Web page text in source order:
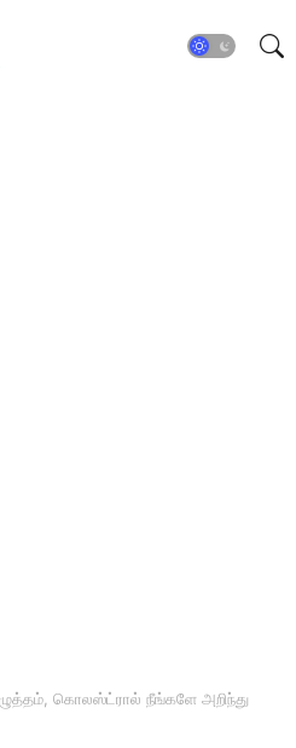
கொலஸ்ட்ரால் நீங்களே அறிந்து